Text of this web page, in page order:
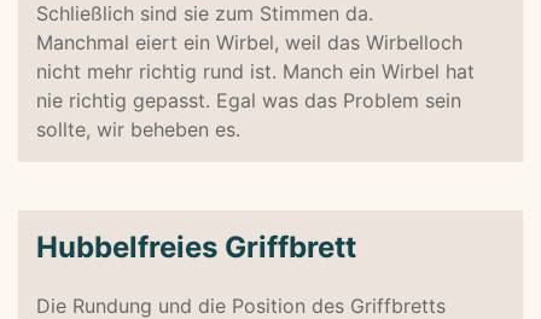
Schließlich sind sie zum Stimmen da.
Manchmal eiert ein Wirbel, weil das Wirbelloch
nicht mehr richtig rund ist. Manch ein Wirbel hat
nie richtig gepasst. Egal was das Problem sein
sollte, wir beheben es.
Hubbelfreies Griffbrett
Die Rundung und die Position des Griffbretts